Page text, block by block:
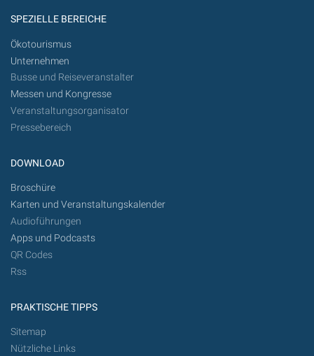
SPEZIELLE BEREICHE
Ökotourismus
Unternehmen
Busse und Reiseveranstalter
Messen und Kongresse
Veranstaltungsorganisator
Pressebereich
DOWNLOAD
Broschüre
Karten und Veranstaltungskalender
Audioführungen
Apps und Podcasts
QR Codes
Rss
PRAKTISCHE TIPPS
Sitemap
Nützliche Links